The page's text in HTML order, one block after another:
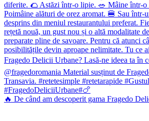
🔥 De când am descoperit gama Fragedo